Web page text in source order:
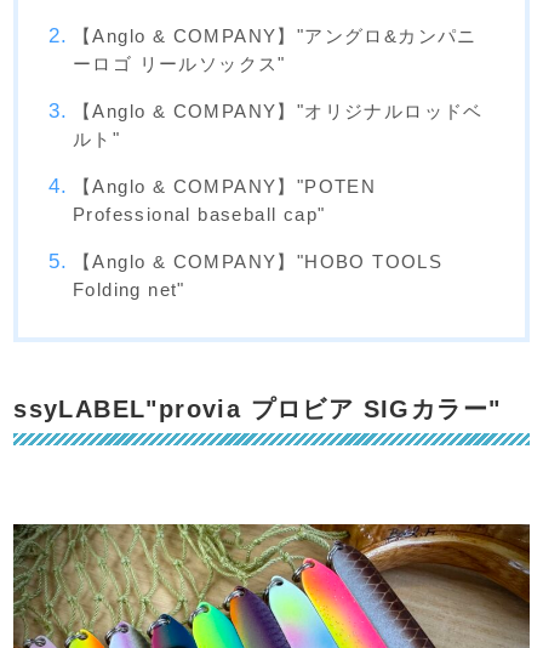
【Anglo & COMPANY】"アングロ&カンパニ
ーロゴ リールソックス"
【Anglo & COMPANY】"オリジナルロッドベ
ルト"
【Anglo & COMPANY】"POTEN
Professional baseball cap"
【Anglo & COMPANY】"HOBO TOOLS
Folding net"
ssyLABEL"provia プロビア SIGカラー"